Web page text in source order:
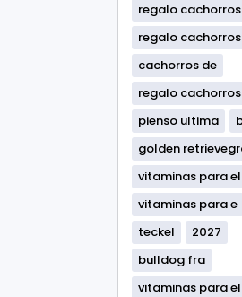
regalo cachorros
regalo cachorros
cachorros de
regalo cachorros
pienso ultima
golden
vitaminas para el
vitaminas para e
teckel
2027
bulldog fra
vitaminas para el